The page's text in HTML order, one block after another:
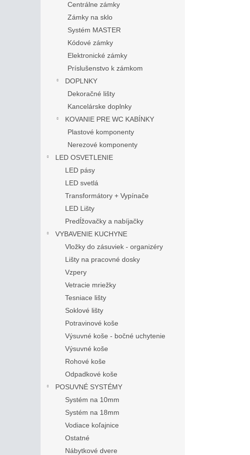
Centrálne zámky
Zámky na sklo
Systém MASTER
Kódové zámky
Elektronické zámky
Príslušenstvo k zámkom
DOPLNKY
Dekoračné lišty
Kancelárske doplnky
KOVANIE PRE WC KABÍNKY
Plastové komponenty
Nerezové komponenty
LED OSVETLENIE
LED pásy
LED svetlá
Transformátory + Vypínače
LED Lišty
Predĺžovačky a nabíjačky
VYBAVENIE KUCHYNE
Vložky do zásuviek - organizéry
Lišty na pracovné dosky
Vzpery
Vetracie mriežky
Tesniace lišty
Soklové lišty
Potravinové koše
Výsuvné koše - bočné uchytenie
Výsuvné koše
Rohové koše
Odpadkové koše
POSUVNÉ SYSTÉMY
Systém na 10mm
Systém na 18mm
Vodiace koľajnice
Ostatné
Nábytkové dvere